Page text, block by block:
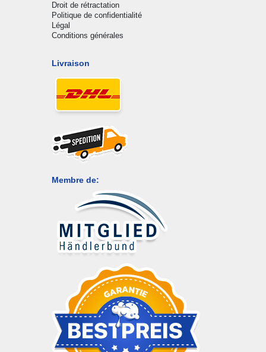
Droit de rétractation
Politique de confidentialité
Légal
Conditions générales
Livraison
Membre de: